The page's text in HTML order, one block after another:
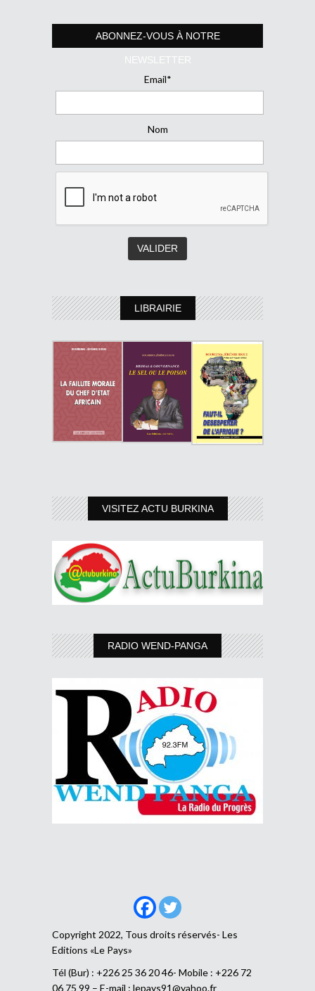
ABONNEZ-VOUS À NOTRE
NEWSLETTER
Email*
Nom
LIBRAIRIE
VISITEZ ACTU BURKINA
RADIO WEND-PANGA
Copyright 2022, Tous droits réservés- Les
Editions «Le Pays»
Tél (Bur) : +226 25 36 20 46- Mobile : +226 72
06 75 99 – E-mail : lepays91@yahoo.fr